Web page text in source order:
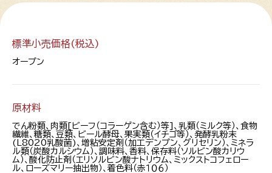
標準小売価格(税込)
オープン
原材料
でん粉類、肉類[ビーフ（コラーゲン含む）等]、乳類（ミルク等）、食物
繊維、糖類、豆類、ビール酵母、果実類（イチゴ等）、発酵乳粉末
(L8020乳酸菌)、増粘安定剤（加工デンプン、グリセリン）、ミネラ
ル類（炭酸カルシウム）、調味料、香料、保存料（ソルビン酸カリウ
ム）、酸化防止剤（エリソルビン酸ナトリウム、ミックストコフェロー
ル、ローズマリー抽出物）、着色料（赤１０６）